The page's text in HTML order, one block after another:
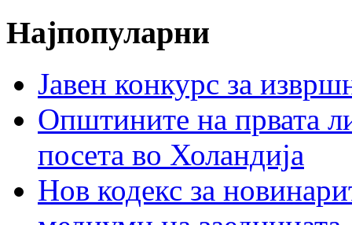
Најпопуларни
Јавен конкурс за
Општините на првата
посета во Холандија
Нов кодекс за